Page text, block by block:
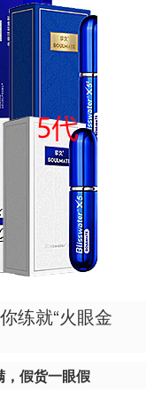
练就“火眼金
假货一眼假